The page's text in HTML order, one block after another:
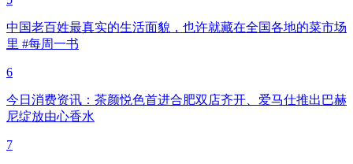
中国老百姓最真实的生活面貌，也许就藏在全国各地的菜市场
里 #每周一书
6
今日消费资讯：茶颜悦色首进合肥双店齐开、爱马仕推出巴赫
尼绽放由心香水
7